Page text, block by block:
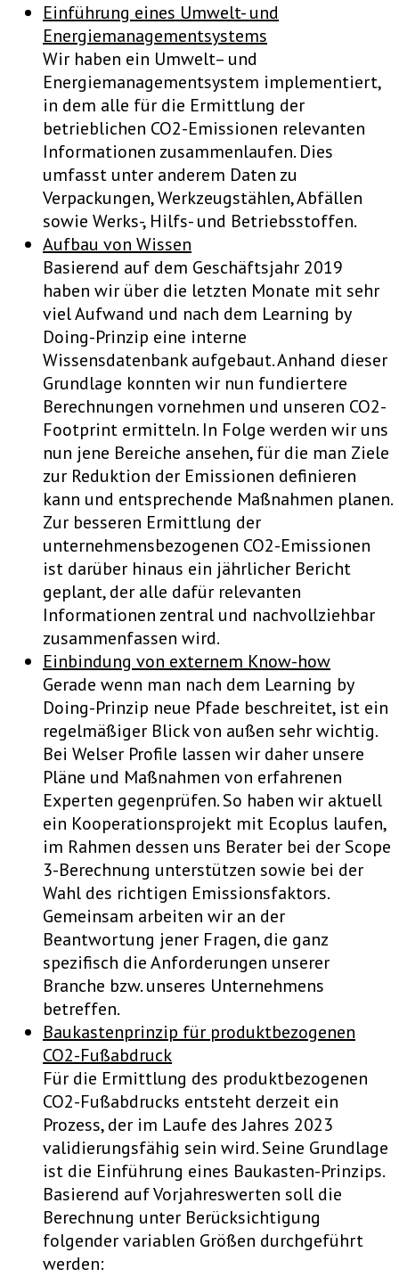
Einführung eines Umwelt- und
Energiemanagementsystems
Wir haben ein Umwelt– und
Energiemanagementsystem implementiert,
in dem alle für die Ermittlung der
betrieblichen CO2-Emissionen relevanten
Informationen zusammenlaufen. Dies
umfasst unter anderem Daten zu
Verpackungen, Werkzeugstählen, Abfällen
sowie Werks-, Hilfs- und Betriebsstoffen.
Aufbau von Wissen
Basierend auf dem Geschäftsjahr 2019
haben wir über die letzten Monate mit sehr
viel Aufwand und nach dem Learning by
Doing-Prinzip eine interne
Wissensdatenbank aufgebaut. Anhand dieser
Grundlage konnten wir nun fundiertere
Berechnungen vornehmen und unseren CO2-
Footprint ermitteln. In Folge werden wir uns
nun jene Bereiche ansehen, für die man Ziele
zur Reduktion der Emissionen definieren
kann und entsprechende Maßnahmen planen.
Zur besseren Ermittlung der
unternehmensbezogenen CO2-Emissionen
ist darüber hinaus ein jährlicher Bericht
geplant, der alle dafür relevanten
Informationen zentral und nachvollziehbar
zusammenfassen wird.
Einbindung von externem Know-how
Gerade wenn man nach dem Learning by
Doing-Prinzip neue Pfade beschreitet, ist ein
regelmäßiger Blick von außen sehr wichtig.
Bei Welser Profile lassen wir daher unsere
Pläne und Maßnahmen von erfahrenen
Experten gegenprüfen. So haben wir aktuell
ein Kooperationsprojekt mit Ecoplus laufen,
im Rahmen dessen uns Berater bei der Scope
3-Berechnung unterstützen sowie bei der
Wahl des richtigen Emissionsfaktors.
Gemeinsam arbeiten wir an der
Beantwortung jener Fragen, die ganz
spezifisch die Anforderungen unserer
Branche bzw. unseres Unternehmens
betreffen.
Baukastenprinzip für produktbezogenen
CO2-Fußabdruck
Für die Ermittlung des produktbezogenen
CO2-Fußabdrucks entsteht derzeit ein
Prozess, der im Laufe des Jahres 2023
validierungsfähig sein wird. Seine Grundlage
ist die Einführung eines Baukasten-Prinzips.
Basierend auf Vorjahreswerten soll die
Berechnung unter Berücksichtigung
folgender variablen Größen durchgeführt
werden: